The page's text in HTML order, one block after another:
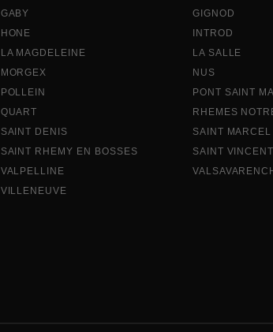
GABY
GIGNOD
HONE
INTROD
LA MAGDELEINE
LA SALLE
MORGEX
NUS
POLLEIN
PONT SAINT
QUART
RHEMES
SAINT DENIS
SAINT MARCEL
SAINT RHEMY EN BOSSES
SAINT VINCENT
VALPELLINE
VILLENEUVE